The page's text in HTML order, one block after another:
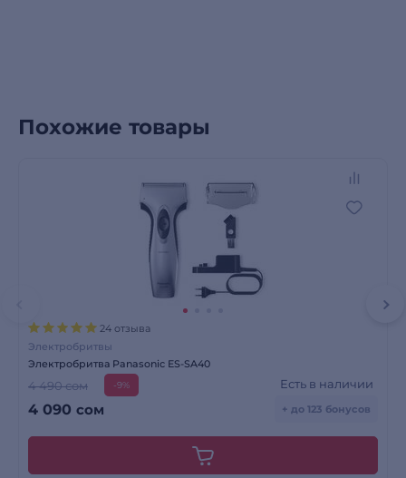
Похожие товары
24 отзыва
Электробритвы
Электробритва Panasonic ES-SA40
4 490 сом -9%
4 090 сом
Есть в наличии
+ до 123 бонусов